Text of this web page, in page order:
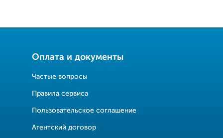
Оплата и документы
Частые вопросы
Правила сервиса
Пользовательское соглашение
Агентский договор